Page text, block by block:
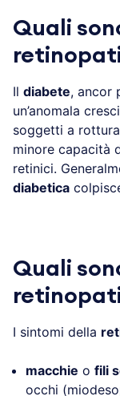
Quali
Il diabete, ancor
un’anomala
soggetti a
minore capacità
retinici.
diabetica
Quali
I sintomi della
macchie o fili
occhi